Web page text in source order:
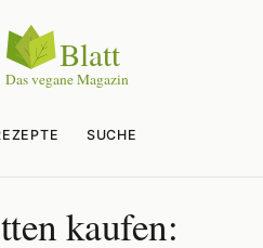
SUCHE
kaufen: